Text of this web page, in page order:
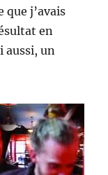
j’avais
en
aussi, un